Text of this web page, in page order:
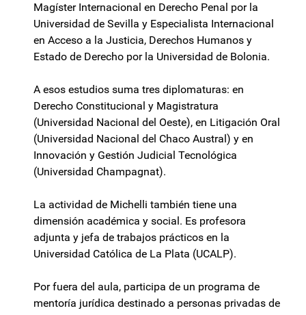
Magíster Internacional en Derecho Penal por la
Universidad de Sevilla y Especialista Internacional
en Acceso a la Justicia, Derechos Humanos y
Estado de Derecho por la Universidad de Bolonia.
A esos estudios suma tres diplomaturas: en
Derecho Constitucional y Magistratura
(Universidad Nacional del Oeste), en Litigación Oral
(Universidad Nacional del Chaco Austral) y en
Innovación y Gestión Judicial Tecnológica
(Universidad Champagnat).
La actividad de Michelli también tiene una
dimensión académica y social. Es profesora
adjunta y jefa de trabajos prácticos en la
Universidad Católica de La Plata (UCALP).
Por fuera del aula, participa de un programa de
mentoría jurídica destinado a personas privadas de